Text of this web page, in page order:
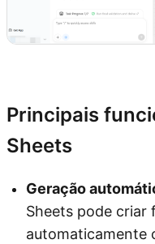
Principais
Sheets
Geração
Sheets pode criar
automaticamente